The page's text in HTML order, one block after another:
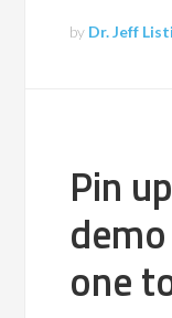
by Dr. Jeff
Pin
one